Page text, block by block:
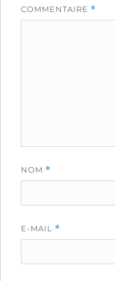
COMMENTAIRE *
NOM *
E-MAIL *